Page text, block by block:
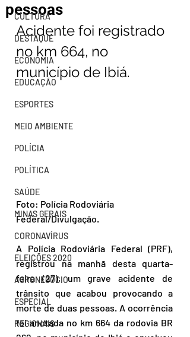
CULTURA
DESTAQUE
ECONOMIA
EDUCAÇÃO
ESPORTES
MEIO AMBIENTE
POLÍCIA
POLÍTICA
SAÚDE
MINAS GERAIS
CORONAVÍRUS
ELEIÇÕES 2020
AGRONEGÓCIO
ESPECIAL
REGIONAIS
pessoas
Acidente foi registrado
no km 664, no
município de Ibiá.
Foto: Polícia Rodoviária
Federal/Divulgação.
A Polícia Rodoviária Federal (PRF),
registrou na manhã desta quarta-
feira (27), um grave acidente de
trânsito que acabou provocando a
morte de duas pessoas. A ocorrência
foi anotada no km 664 da rodovia BR